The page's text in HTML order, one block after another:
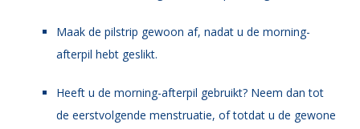
Maak de pilstrip gewoon af, nadat u de morning-
afterpil hebt geslikt.
Heeft u de morning-afterpil gebruikt? Neem dan tot
de eerstvolgende menstruatie, of totdat u de gewone